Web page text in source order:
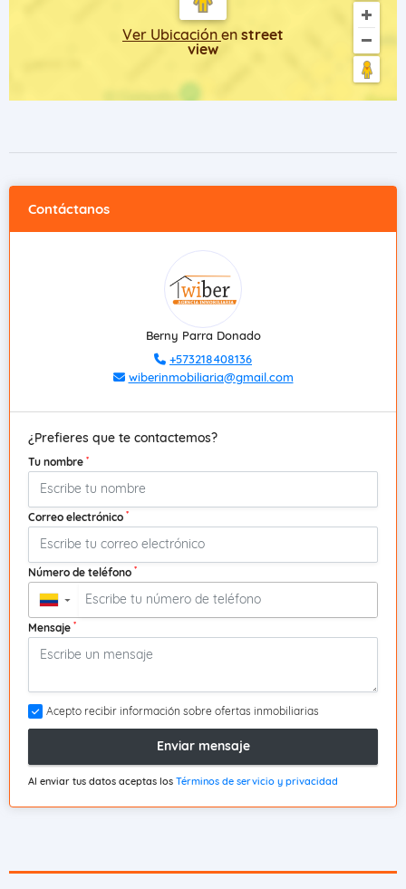
Ver Ubicación en street
view
Contáctanos
Berny Parra Donado
+573218408136
wiberinmobiliaria@gmail.com
¿Prefieres que te contactemos?
Tu nombre *
Correo electrónico *
Número de teléfono *
▼
Mensaje *
Acepto recibir información sobre ofertas inmobiliarias
Enviar mensaje
Al enviar tus datos aceptas los Términos de servicio y privacidad